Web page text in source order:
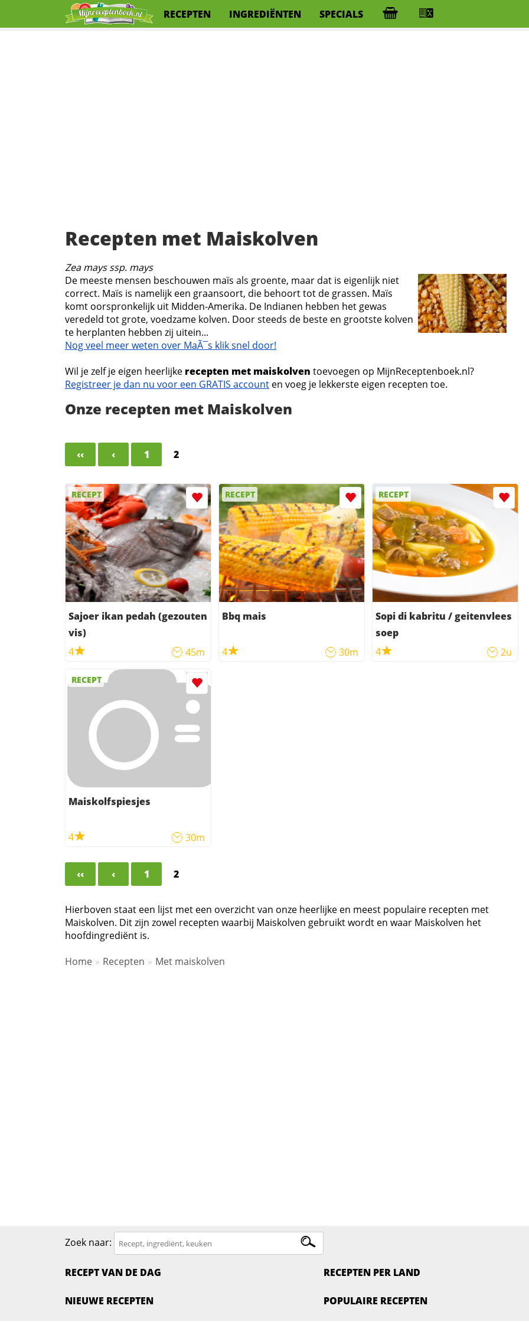
RECEPTEN INGREDIËNTEN SPECIALS
Recepten met Maiskolven
Zea mays ssp. mays
De meeste mensen beschouwen maïs als groente, maar dat is eigenlijk niet
correct. Maïs is namelijk een graansoort, die behoort tot de grassen. Maïs
komt oorspronkelijk uit Midden-Amerika. De Indianen hebben het gewas
veredeld tot grote, voedzame kolven. Door steeds de beste en grootste kolven
te herplanten hebben zij uitein...
Nog veel meer weten over MaÃ¯s klik snel door!
Wil je zelf je eigen heerlijke recepten met maiskolven toevoegen op MijnReceptenboek.nl?
Registreer je dan nu voor een GRATIS account en voeg je lekkerste eigen recepten toe.
Onze recepten met Maiskolven
‹‹ ‹ 1 2
RECEPT
Sajoer ikan pedah (gezouten
vis)
4
45m
RECEPT
Bbq mais
4 30m
RECEPT
Sopi di kabritu / geitenvlees
soep
4
2u
RECEPT
Maiskolfspiesjes
4 30m
‹‹ ‹ 1 2
Hierboven staat een lijst met een overzicht van onze heerlijke en meest populaire recepten met
Maiskolven. Dit zijn zowel recepten waarbij Maiskolven gebruikt wordt en waar Maiskolven het
hoofdingrediënt is.
Home
Recepten Met maiskolven
Zoek naar:
RECEPT VAN DE DAG
NIEUWE RECEPTEN
RECEPTEN PER LAND
POPULAIRE RECEPTEN